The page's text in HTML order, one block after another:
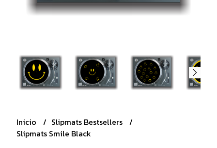
Inicio
Slipmats Bestsellers
Slipmats Smile Black